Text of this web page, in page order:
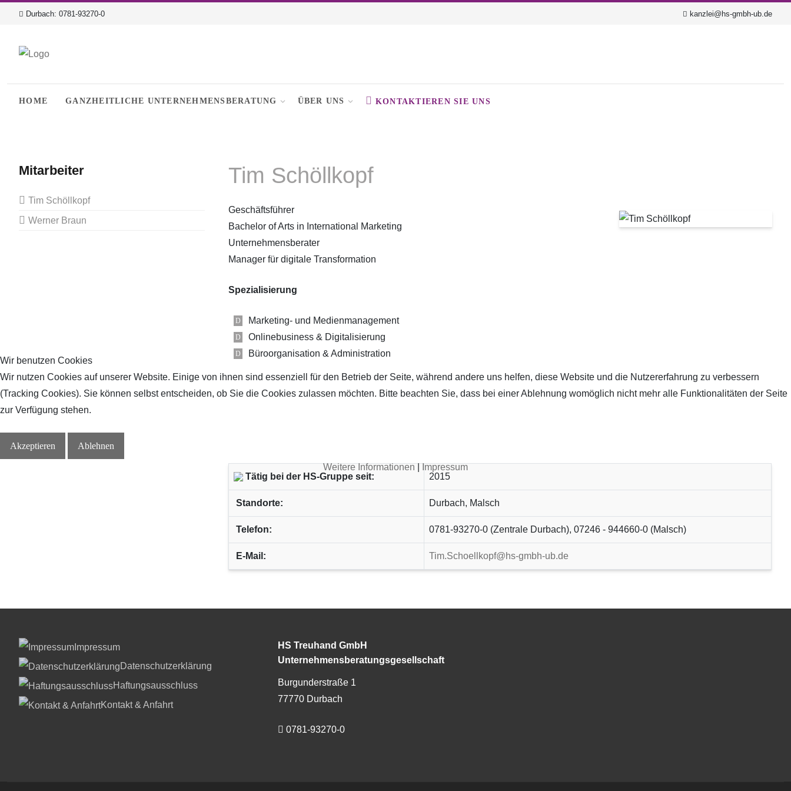
Durbach: 0781-93270-0 kanzlei@hs-gmbh-ub.de
HOME GANZHEITLICHE UNTERNEHMENSBERATUNG ÜBER UNS KONTAKTIEREN SIE UNS
Mitarbeiter
Tim Schöllkopf
Werner Braun
Tim Schöllkopf
Geschäftsführer
Bachelor of Arts in International Marketing
Unternehmensberater
Manager für digitale Transformation
Spezialisierung
Marketing- und Medienmanagement
Onlinebusiness & Digitalisierung
Büroorganisation & Administration
Tätig bei der HS-Gruppe seit: 2015
Standorte: Durbach, Malsch
Telefon: 0781-93270-0 (Zentrale Durbach), 07246 - 944660-0 (Malsch)
E-Mail: Tim.Schoellkopf@hs-gmbh-ub.de
Impressum
Datenschutzerklärung
Haftungsausschluss
Kontakt & Anfahrt
HS Treuhand GmbH
Unternehmensberatungsgesellschaft
Burgunderstraße 1
77770 Durbach
0781-93270-0
Wir benutzen Cookies
Wir nutzen Cookies auf unserer Website. Einige von ihnen sind essenziell für den Betrieb der Seite, während andere uns helfen, diese Website und die Nutzererfahrung zu verbessern
(Tracking Cookies). Sie können selbst entscheiden, ob Sie die Cookies zulassen möchten. Bitte beachten Sie, dass bei einer Ablehnung womöglich nicht mehr alle Funktionalitäten der Seite
zur Verfügung stehen.
Akzeptieren Ablehnen
Weitere Informationen|Impressum